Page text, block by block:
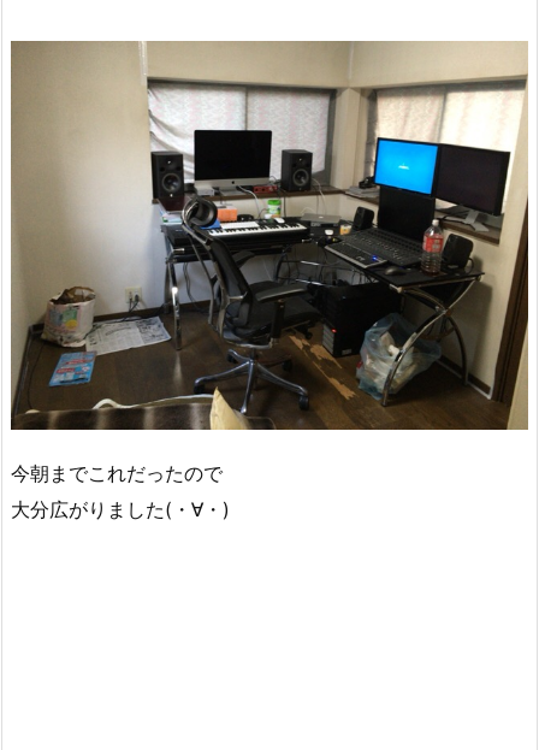
今朝までこれだったので
大分広がりました(・∀・)